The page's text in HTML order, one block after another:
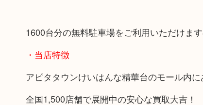
1600台分の無料駐車場をご利用いただけま
・当店特徴
アピタタウンけいはんな精華台のモール内に
全国1,500店舗で展開中の安心な買取大吉！